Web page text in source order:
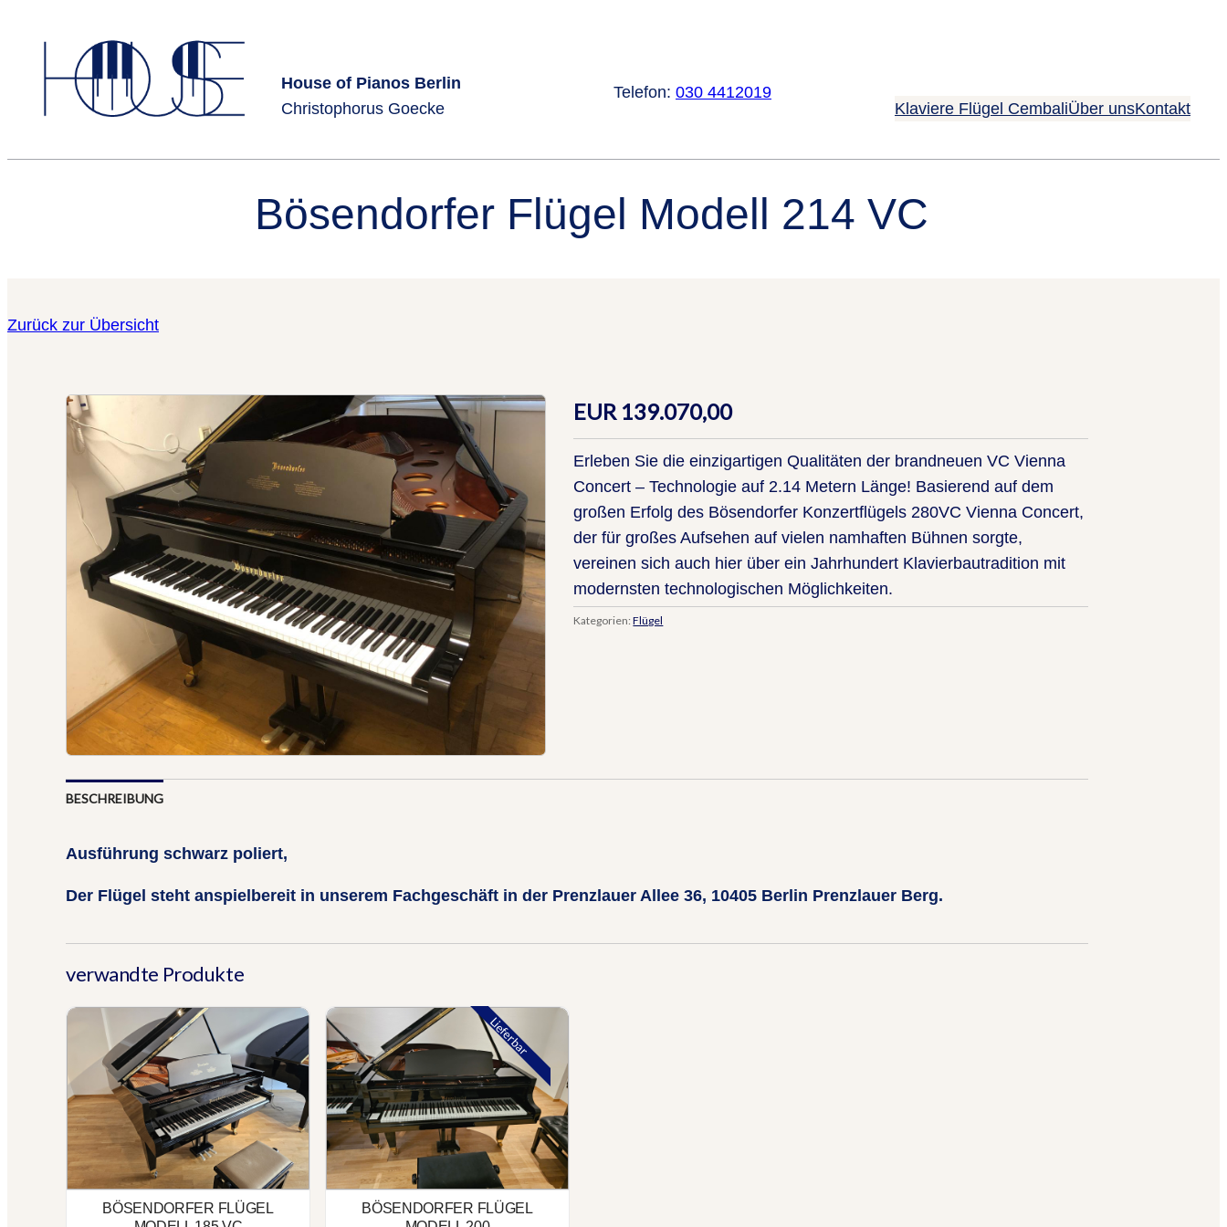
Inhalt
House of Pianos Berlin
Christophorus Goecke
Telefon: 030 4412019
Klaviere Flügel CembaliÜber unsKontakt
Bösendorfer Flügel Modell 214 VC
Zurück zur Übersicht
EUR 139.070,00
Erleben Sie die einzigartigen Qualitäten der brandneuen VC Vienna
Concert – Technologie auf 2.14 Metern Länge! Basierend auf dem
großen Erfolg des Bösendorfer Konzertflügels 280VC Vienna Concert,
der für großes Aufsehen auf vielen namhaften Bühnen sorgte,
vereinen sich auch hier über ein Jahrhundert Klavierbautradition mit
modernsten technologischen Möglichkeiten.
Kategorien:Flügel
BESCHREIBUNG
Ausführung schwarz poliert,
Der Flügel steht anspielbereit in unserem Fachgeschäft in der Prenzlauer Allee 36, 10405 Berlin Prenzlauer Berg.
verwandte Produkte
Bösendorfer Flügel Modell 185 VC
BÖSENDORFER FLÜGEL
Lieferbar
Bösendorfer Flügel Modell 200
BÖSENDORFER FLÜGEL